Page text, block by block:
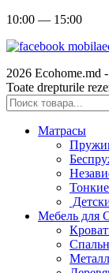
10:00 — 15:00
2026 Ecohome.md
Toate drepturile
Матрасы
Мебель для